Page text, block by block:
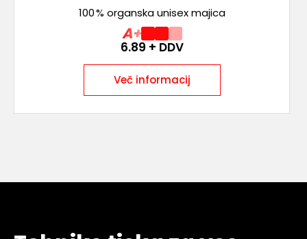
100 % organska unisex majica
A+
6.89 + DDV
Več informacij